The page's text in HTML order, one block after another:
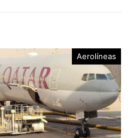
Aerolíneas